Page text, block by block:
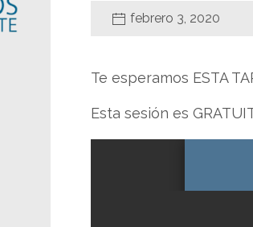
febrero 3, 2020
Te esperamos ESTA
Esta sesión es